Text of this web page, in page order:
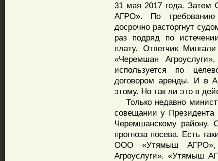
31 мая 2017 года.
АГРО». По требованию
досрочно расторгнут
раз подряд по
плату. Ответчик
«Черемшан
используется по
договором аренды. И в
этому. Но так ли это в
Только недавно
совещании у
Черемшанскому
прогноза посева. Есть
ООО «Утямыш
Агроуслуги». «Утямыш